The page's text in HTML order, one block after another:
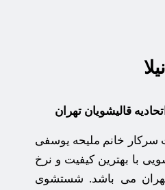
قالیشویان تهران
سرکار خانم ملیحه یوسفی
با بهترین کیفیت و نرخ
می باشد. شستشوی